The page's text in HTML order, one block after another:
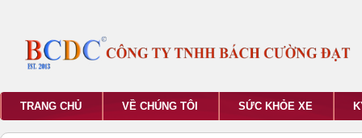
TRANG CHỦ VỀ CHÚNG TÔI SỨC KHỎE XE